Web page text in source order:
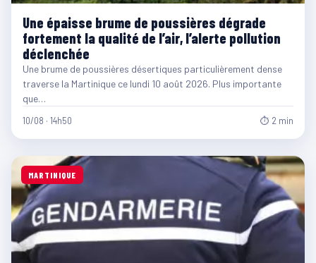
Une épaisse brume de poussières dégrade
fortement la qualité de l’air, l’alerte pollution
déclenchée
Une brume de poussières désertiques particulièrement dense
traverse la Martinique ce lundi 10 août 2026. Plus importante
que…
10/08 · 14h50 ⏱ 2 min
MARTINIQUE